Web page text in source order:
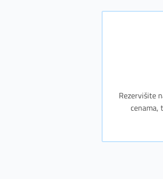
Rezervišite
cenama,